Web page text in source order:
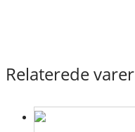
Relaterede varer